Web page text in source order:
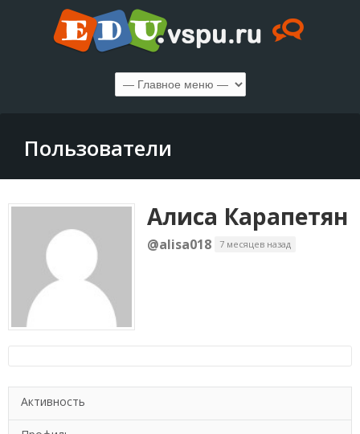
Пользователи
Алиса Карапетян
@alisa018 7 месяцев назад
Активность